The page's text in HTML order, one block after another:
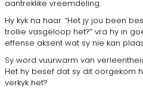
aantreklike vreemdeling.
Hy kyk na haar. “Het jy jou been
trollie vasgeloop het?” vra hy in
effense aksent wat sy nie kan
Sy word vuurwarm van
Het hy besef dat sy dit oorgekom
verkyk het?